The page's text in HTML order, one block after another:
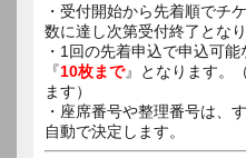
・受付開始から先着順でチ
数に達し次第受付終了となり
・1回の先着申込で申込可
『10枚まで』となります。
ます）
・座席番号や整理番号は、
自動で決定します。